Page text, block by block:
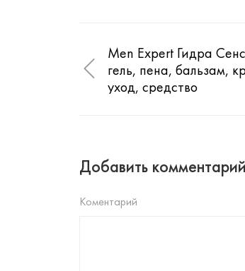
Men Expert Гидра
гель, пена, бальзам,
уход, средство
Добавить комментарий
Коментарий